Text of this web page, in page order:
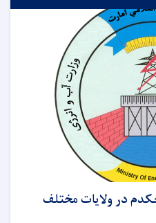
در ولایات مختلف